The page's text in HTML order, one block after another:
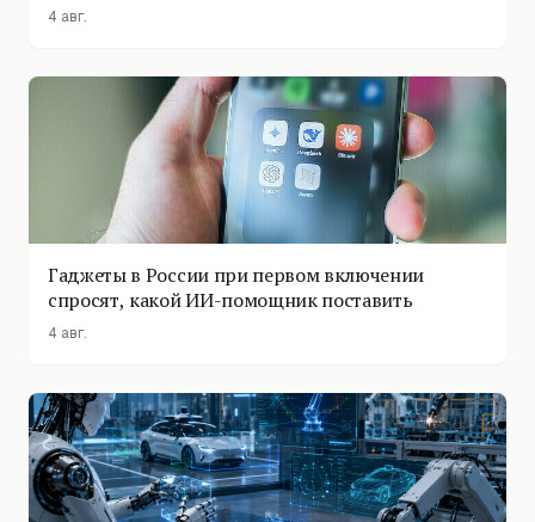
4 авг.
Гаджеты в России при первом включении
спросят, какой ИИ-помощник поставить
4 авг.